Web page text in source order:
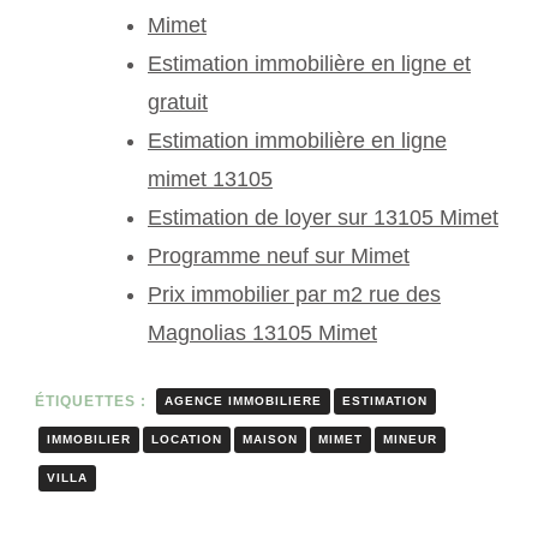
Mimet
Estimation immobilière en ligne et
gratuit
Estimation immobilière en ligne
mimet 13105
Estimation de loyer sur 13105 Mimet
Programme neuf sur Mimet
Prix immobilier par m2 rue des
Magnolias 13105 Mimet
ÉTIQUETTES : AGENCE IMMOBILIERE ESTIMATION
IMMOBILIER LOCATION MAISON MIMET MINEUR
VILLA